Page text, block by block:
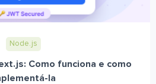
Node.js
Como funciona e como
la